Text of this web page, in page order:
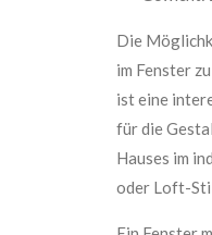
Die
im Fenster
ist eine
für die
Hauses im
oder Loft-